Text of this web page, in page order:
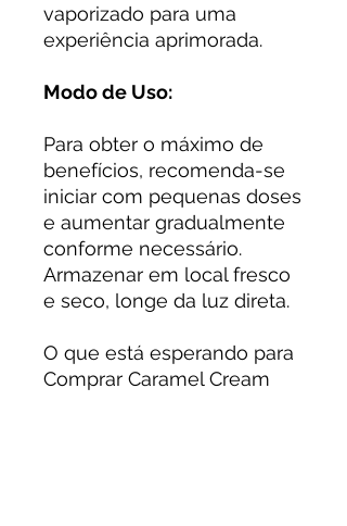
vaporizado para uma
experiência aprimorada.
Modo de Uso:
Para obter o máximo de
benefícios, recomenda-se
iniciar com pequenas doses
e aumentar gradualmente
conforme necessário.
Armazenar em local fresco
e seco, longe da luz direta.
O que está esperando para
Comprar Caramel Cream